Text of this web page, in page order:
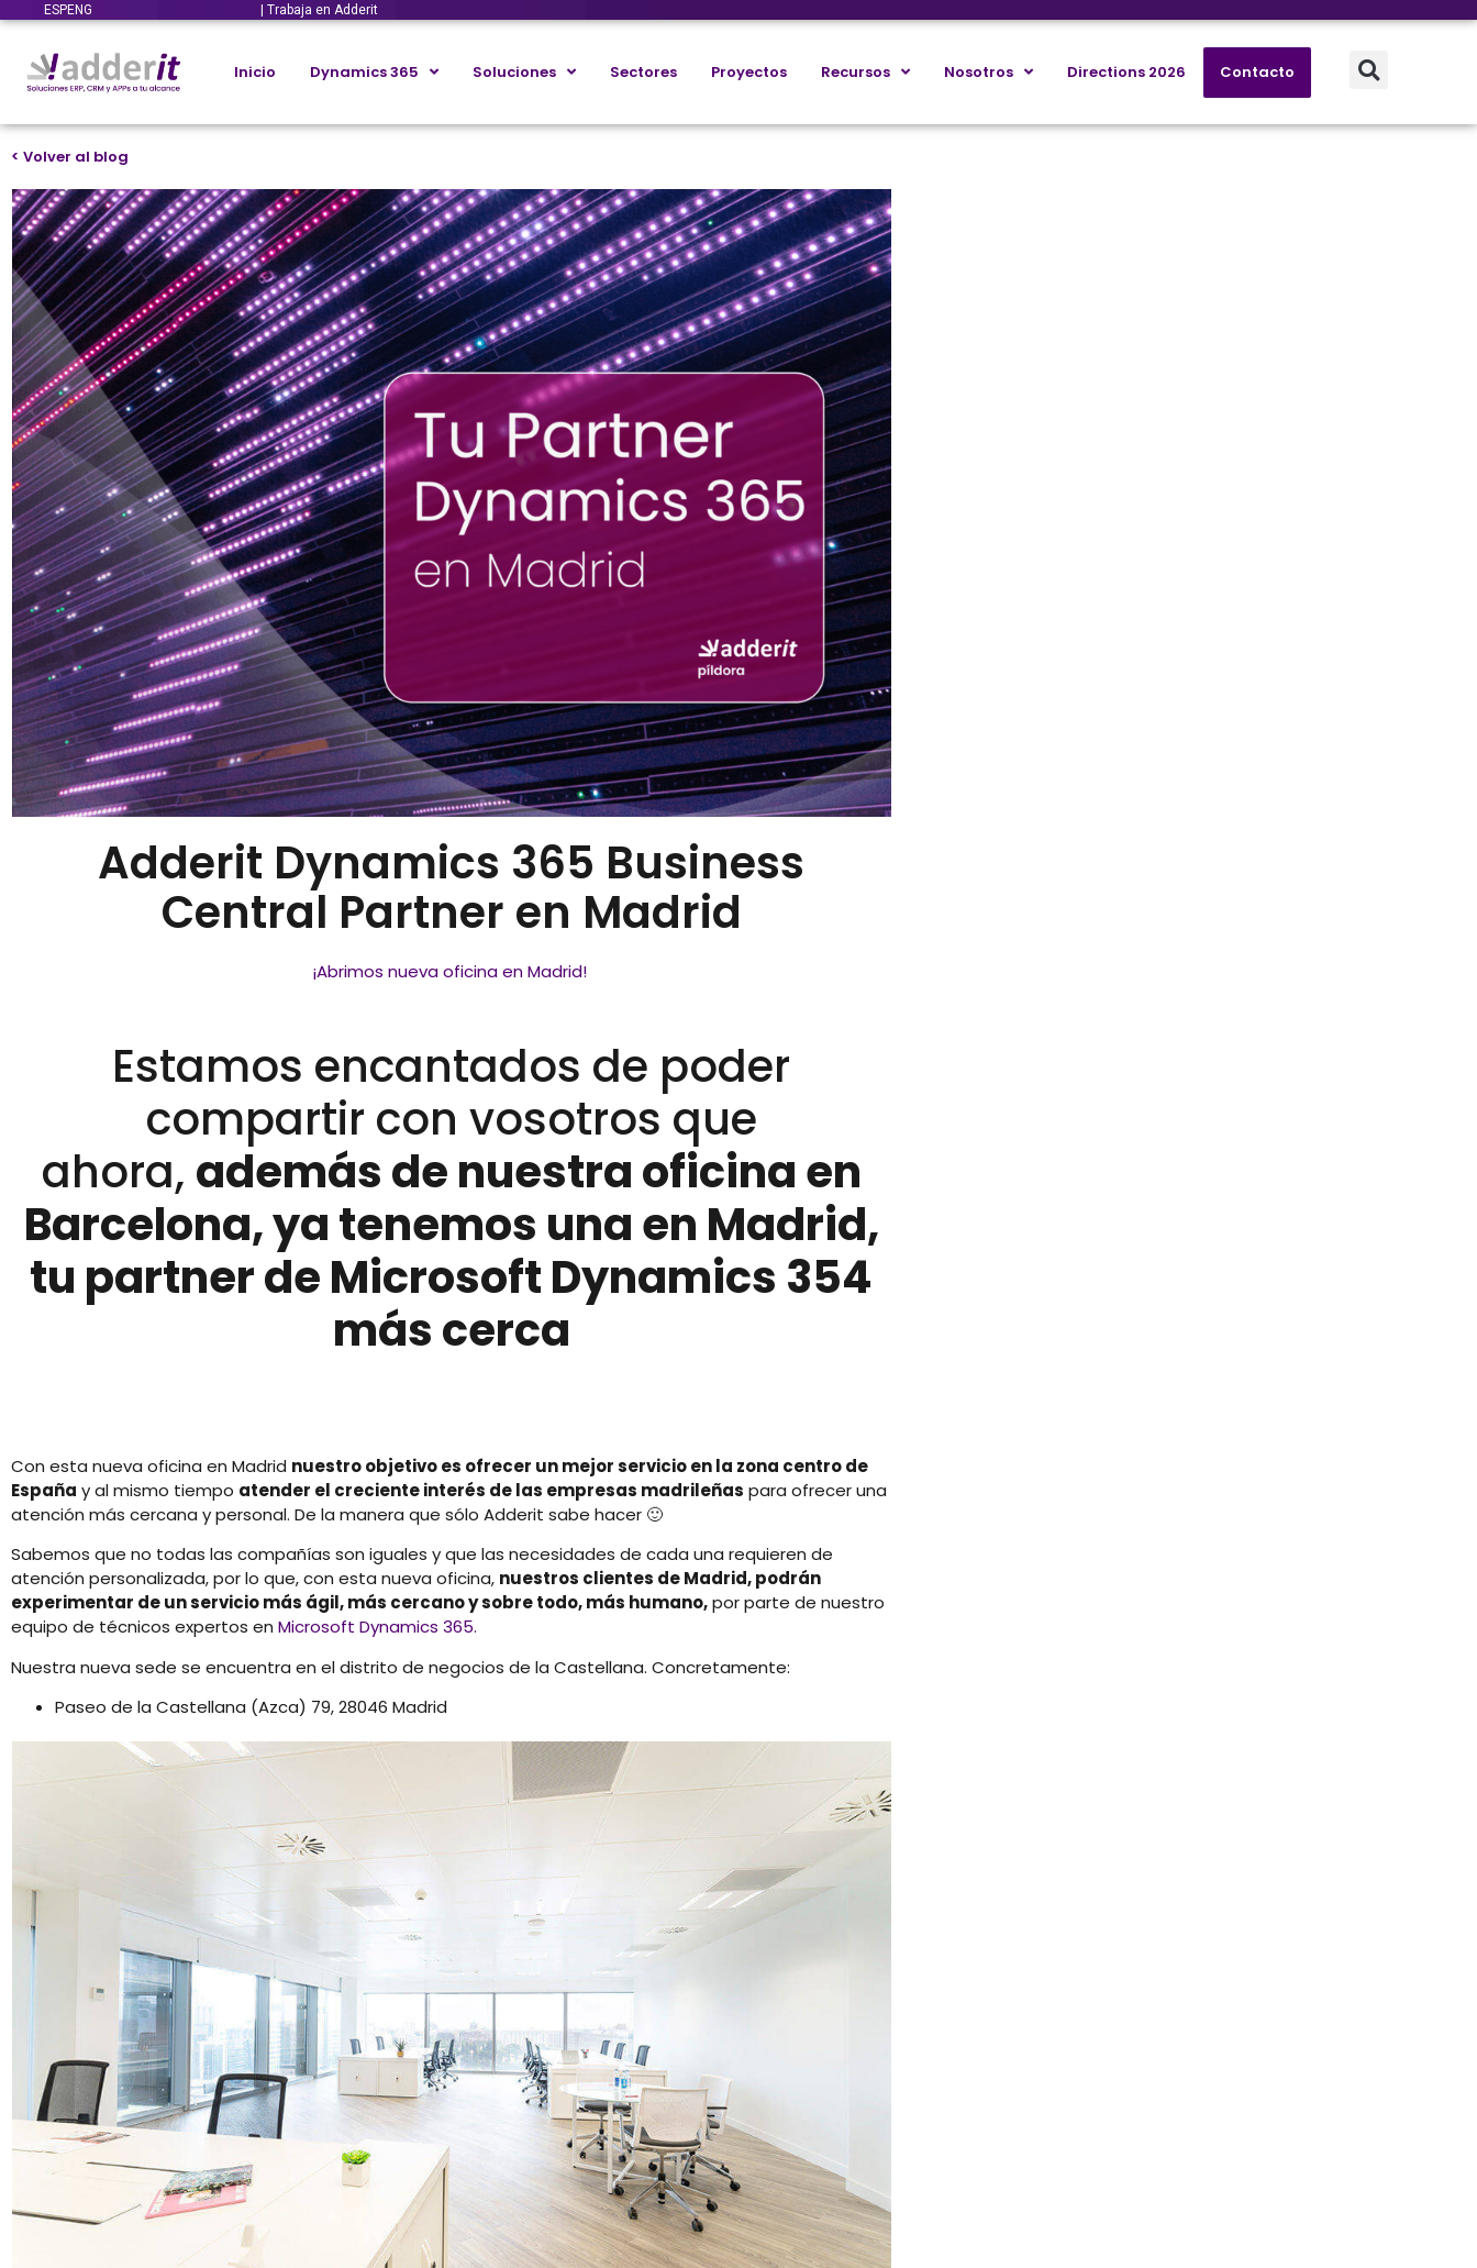
ESPENG | Trabaja en Adderit
Inicio Dynamics 365 Soluciones Sectores Proyectos Recursos Nosotros Directions 2026 Contacto
< Volver al blog
Adderit Dynamics 365 Business
Central Partner en Madrid
¡Abrimos nueva oficina en Madrid!
Estamos encantados de poder
compartir con vosotros que
ahora, además de nuestra oficina en
Barcelona, ya tenemos una en Madrid,
tu partner de Microsoft Dynamics 354
más cerca
Con esta nueva oficina en Madrid nuestro objetivo es ofrecer un mejor servicio en la zona centro de
España y al mismo tiempo atender el creciente interés de las empresas madrileñas para ofrecer una
atención más cercana y personal. De la manera que sólo Adderit sabe hacer 🙂
Sabemos que no todas las compañías son iguales y que las necesidades de cada una requieren de
atención personalizada, por lo que, con esta nueva oficina, nuestros clientes de Madrid, podrán
experimentar de un servicio más ágil, más cercano y sobre todo, más humano,por parte de nuestro
equipo de técnicos expertos en Microsoft Dynamics 365.
Nuestra nueva sede se encuentra en el distrito de negocios de la Castellana. Concretamente:
Paseo de la Castellana (Azca) 79, 28046 Madrid